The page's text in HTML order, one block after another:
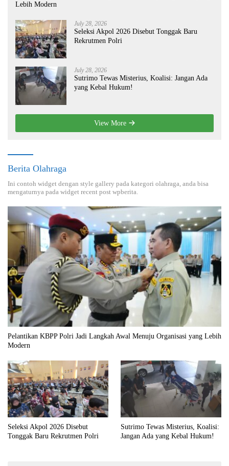
Lebih Modern
July 28, 2026
Seleksi Akpol 2026 Disebut Tonggak Baru
Rekrutmen Polri
July 28, 2026
Sutrimo Tewas Misterius, Koalisi: Jangan Ada
yang Kebal Hukum!
View More
Berita Olahraga
Ini contoh widget dengan style gallery pada kategori olahraga, anda bisa
mengaturnya pada widget recent post wpberita.
Pelantikan KBPP Polri Jadi Langkah Awal Menuju Organisasi yang Lebih
Modern
Seleksi Akpol 2026 Disebut
Tonggak Baru Rekrutmen Polri
Sutrimo Tewas Misterius, Koalisi:
Jangan Ada yang Kebal Hukum!